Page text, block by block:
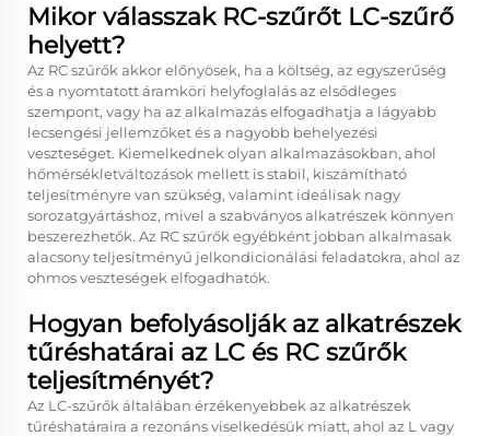
Mikor válasszak RC-szűrőt LC-szűrő
helyett?
Az RC szűrők akkor előnyösek, ha a költség, az egyszerűség
és a nyomtatott áramköri helyfoglalás az elsődleges
szempont, vagy ha az alkalmazás elfogadhatja a lágyabb
lecsengési jellemzőket és a nagyobb behelyezési
veszteséget. Kiemelkednek olyan alkalmazásokban, ahol
hőmérsékletváltozások mellett is stabil, kiszámítható
teljesítményre van szükség, valamint ideálisak nagy
sorozatgyártáshoz, mivel a szabványos alkatrészek könnyen
beszerezhetők. Az RC szűrők egyébként jobban alkalmasak
alacsony teljesítményű jelkondicionálási feladatokra, ahol az
ohmos veszteségek elfogadhatók.
Hogyan befolyásolják az alkatrészek
tűréshatárai az LC és RC szűrők
teljesítményét?
Az LC-szűrők általában érzékenyebbek az alkatrészek
tűréshatáraira a rezonáns viselkedésük miatt, ahol az L vagy